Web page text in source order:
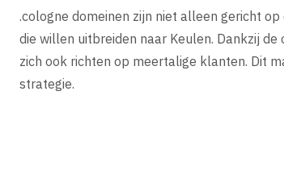
.cologne domeinen zijn niet alleen gericht
die willen uitbreiden naar Keulen. Dankzij
zich ook richten op meertalige klanten. Dit
strategie.